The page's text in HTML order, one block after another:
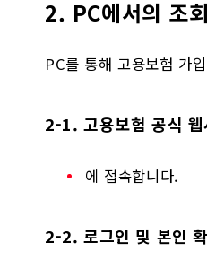
2. PC에서의 조
PC를 통해 고용보험 가
2-1. 고용보험 공식 웹
에 접속합니다.
2-2. 로그인 및 본인